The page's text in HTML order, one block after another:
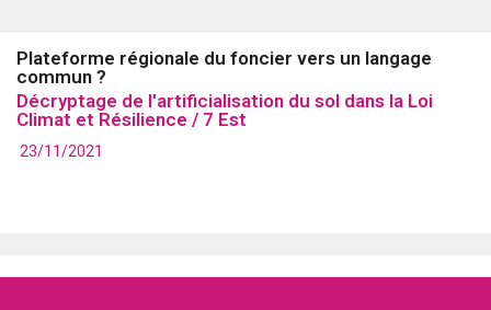
Plateforme régionale du foncier vers un langage
commun ?
Décryptage de l'artificialisation du sol dans la Loi
Climat et Résilience / 7 Est
23/11/2021